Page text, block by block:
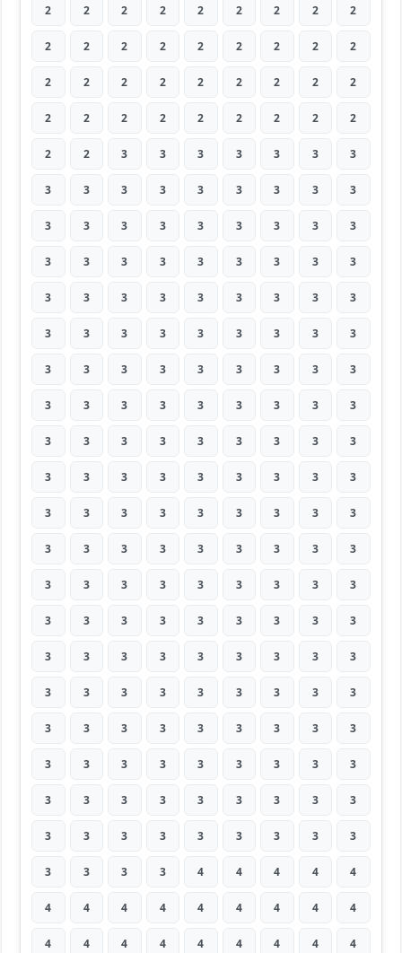
2 2 2 2 2 2 2 2 2
2 2 2 2 2 2 2 2 2
2 2 2 2 2 2 2 2 2
2 2 2 2 2 2 2 2 2
2 2 3 3 3 3 3 3 3
3 3 3 3 3 3 3 3 3
3 3 3 3 3 3 3 3 3
3 3 3 3 3 3 3 3 3
3 3 3 3 3 3 3 3 3
3 3 3 3 3 3 3 3 3
3 3 3 3 3 3 3 3 3
3 3 3 3 3 3 3 3 3
3 3 3 3 3 3 3 3 3
3 3 3 3 3 3 3 3 3
3 3 3 3 3 3 3 3 3
3 3 3 3 3 3 3 3 3
3 3 3 3 3 3 3 3 3
3 3 3 3 3 3 3 3 3
3 3 3 3 3 3 3 3 3
3 3 3 3 3 3 3 3 3
3 3 3 3 3 3 3 3 3
3 3 3 3 3 3 3 3 3
3 3 3 3 3 3 3 3 3
3 3 3 3 3 3 3 3 3
3 3 3 3 4 4 4 4 4
4 4 4 4 4 4 4 4 4
4 4 4 4 4 4 4 4 4